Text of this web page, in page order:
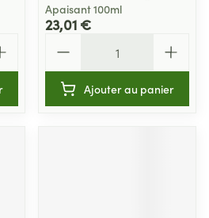
Apaisant 100ml
23,01 €
Ajouter au panier